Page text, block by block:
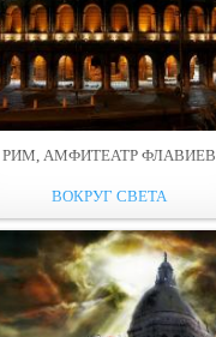
РИМ, АМФИТЕАТР ФЛАВИЕВ
ВОКРУГ СВЕТА